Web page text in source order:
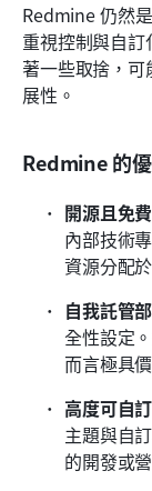
Redmine 仍然
重視控制與自
著一些取捨，
展性。
Redmine 的
開源且免
內部技術
資源分配
自我託管
全性設定
而言極具
高度可自
主題與自
的開發或